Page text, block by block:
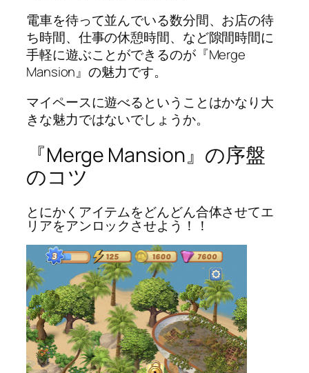
電車を待って並んでいる数分間、お店の待
ち時間、仕事の休憩時間、など隙間時間に
手軽に遊ぶことができるのが『Merge
Mansion』の魅力です。
マイペースに遊べるということはかなり大
きな魅力ではないでしょうか。
『Merge Mansion』の序盤
のコツ
とにかくアイテムをどんどん合体させてエ
リアをアンロックさせよう！！